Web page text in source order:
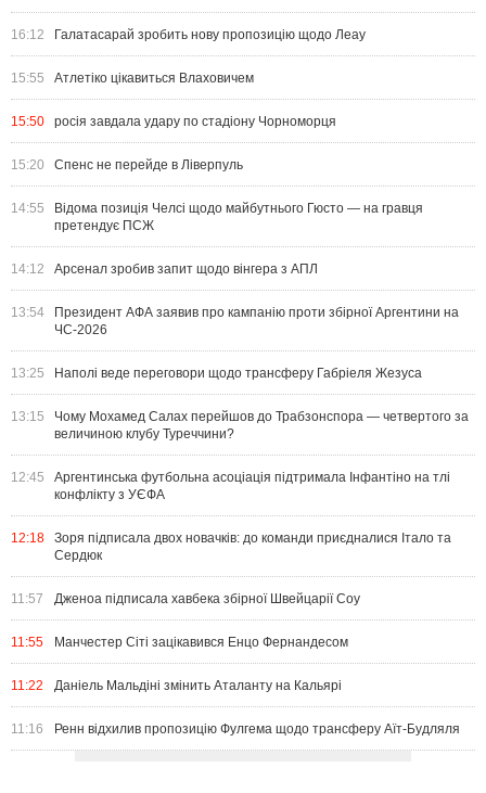
16:12 Галатасарай зробить нову пропозицію щодо Леау
15:55 Атлетіко цікавиться Влаховичем
15:50 росія завдала удару по стадіону Чорноморця
15:20 Спенс не перейде в Ліверпуль
14:55
Відома позиція Челсі щодо майбутнього Гюсто — на гравця
претендує ПСЖ
14:12 Арсенал зробив запит щодо вінгера з АПЛ
13:54
Президент АФА заявив про кампанію проти збірної Аргентини на
ЧС-2026
13:25 Наполі веде переговори щодо трансферу Габріеля Жезуса
13:15
Чому Мохамед Салах перейшов до Трабзонспора — четвертого за
величиною клубу Туреччини?
12:45
Аргентинська футбольна асоціація підтримала Інфантіно на тлі
конфлікту з УЄФА
12:18
Зоря підписала двох новачків: до команди приєдналися Італо та
Сердюк
11:57 Дженоа підписала хавбека збірної Швейцарії Соу
11:55 Манчестер Сіті зацікавився Енцо Фернандесом
11:22 Даніель Мальдіні змінить Аталанту на Кальярі
11:16 Ренн відхилив пропозицію Фулгема щодо трансферу Аїт-Будляля